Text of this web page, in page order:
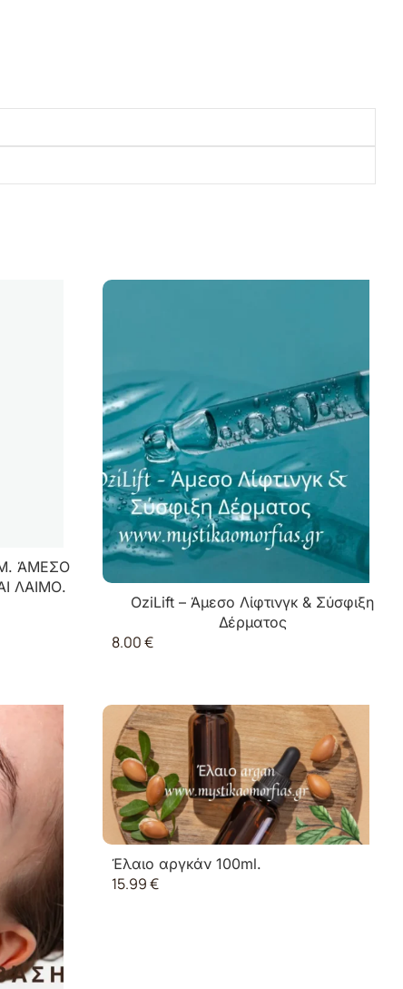
ΆΜΕΣΟ
ΛΑΙΜΟ.
OziLift – Άμεσο Λίφτινγκ & Σύσφιξη
Δέρματος
8.00€
Έλαιο αργκάν 100ml.
15.99€